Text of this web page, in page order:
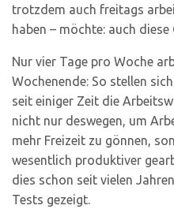
trotzdem auch freitags
haben – möchte: auch
Nur vier Tage pro Woche
Wochenende: So stellen
seit einiger Zeit die
nicht nur deswegen, um
mehr Freizeit zu gönnen,
wesentlich produktiver
dies schon seit vielen
Tests gezeigt.